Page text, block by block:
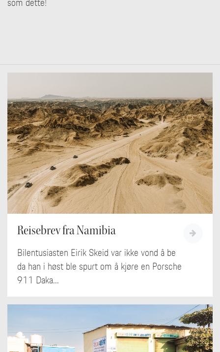
Reisebrev fra Namibia
Bilentusiasten Eirik Skeid var ikke vond å be
da han i høst ble spurt om å kjøre en Porsche
911 Daka...